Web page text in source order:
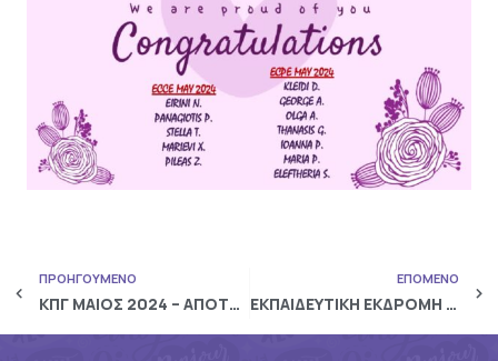
ΠΡΟΗΓΟΥΜΕΝΟ
ΚΠΓ ΜΑΙΟΣ 2024 – ΑΠΟΤΕΛΕΣΜΑΤΑ
ΕΠΟΜΕΝΟ
ΕΚΠΑΙΔΕΥΤΙΚΗ ΕΚΔΡΟΜΗ ΣΤΟ ΛΟΝΔΙΝΟ